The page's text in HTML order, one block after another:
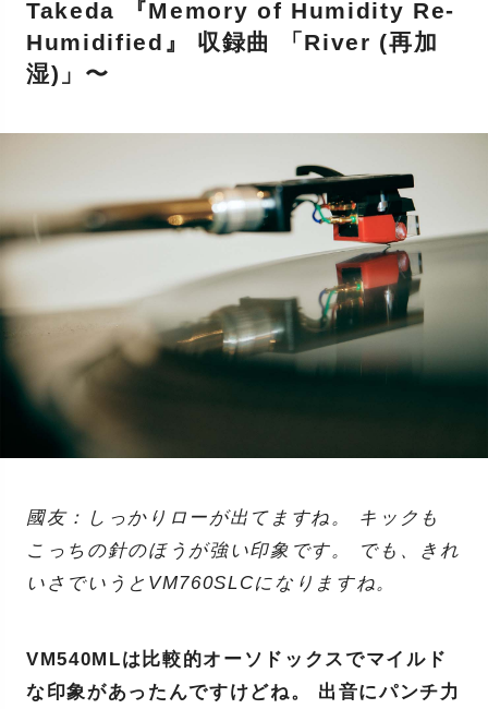
Takeda 『Memory of Humidity Re​-​
Humidified』 収録曲 「River (再加
湿)」〜
國友：しっかりローが出てますね。 キックも
こっちの針のほうが強い印象です。 でも、きれ
いさでいうとVM760SLCになりますね。
VM540MLは比較的オーソドックスでマイルド
な印象があったんですけどね。 出音にパンチ力